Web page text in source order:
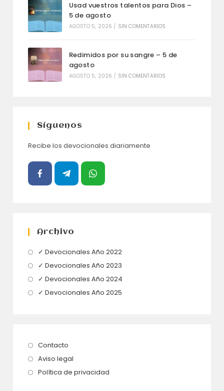
Usad vuestros talentos para Dios –
5 de agosto
AGOSTO 5, 2026 / SIN COMENTARIOS
Redimidos por su sangre – 5 de
agosto
AGOSTO 5, 2026 / SIN COMENTARIOS
Síguenos
Recibe los devocionales diariamente
Archivo
✓ Devocionales Año 2022Se
✓ Devocionales Año 2023
abre
✓ Devocionales Año 2024
✓ Devocionales Año 2025
Contacto
abre
en
Aviso legal
abre
Política de privacidad